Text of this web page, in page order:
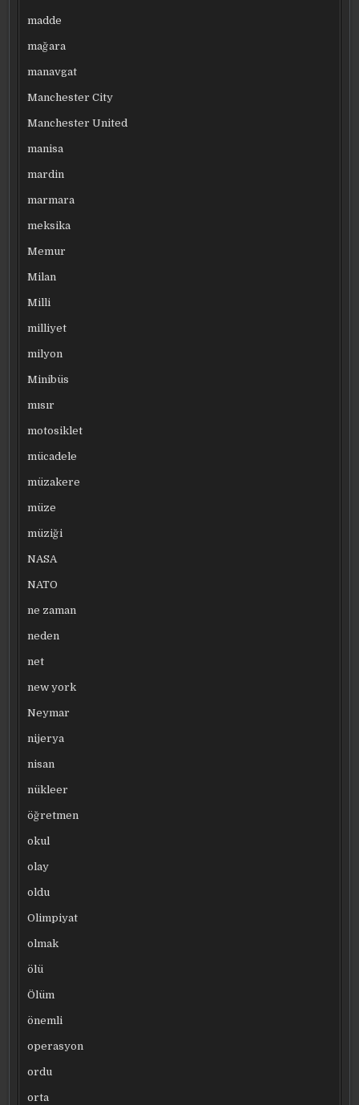
madde
mağara
manavgat
Manchester City
Manchester United
manisa
mardin
marmara
meksika
Memur
Milan
Milli
milliyet
milyon
Minibüs
mısır
motosiklet
mücadele
müzakere
müze
müziği
NASA
NATO
ne zaman
neden
net
new york
Neymar
nijerya
nisan
nükleer
öğretmen
okul
olay
oldu
Olimpiyat
olmak
ölü
Ölüm
önemli
operasyon
ordu
orta